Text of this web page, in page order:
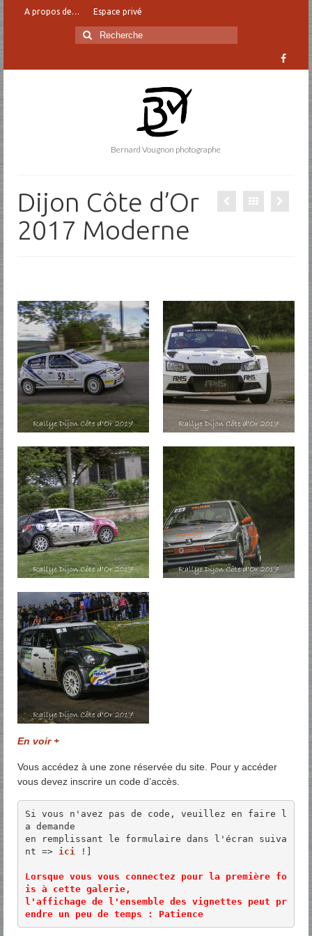
A propos de… Espace privé
Rechercher
:
Bernard Vougnon photographe
Dijon Côte d’Or
2017 Moderne
En voir +
Vous accédez à une zone réservée du site. Pour y accéder
vous devez inscrire un code d’accès.
Si vous n'avez pas de code, veuillez en faire l
a demande
en remplissant le formulaire dans l'écran suiva
nt => ici !]
Lorsque vous vous connectez pour la première fo
is à cette galerie,
l'affichage de l'ensemble des vignettes peut pr
endre un peu de temps : Patience